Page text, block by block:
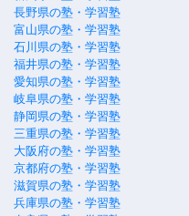
長野県の塾・学習塾
富山県の塾・学習塾
石川県の塾・学習塾
福井県の塾・学習塾
愛知県の塾・学習塾
岐阜県の塾・学習塾
静岡県の塾・学習塾
三重県の塾・学習塾
大阪府の塾・学習塾
京都府の塾・学習塾
滋賀県の塾・学習塾
兵庫県の塾・学習塾